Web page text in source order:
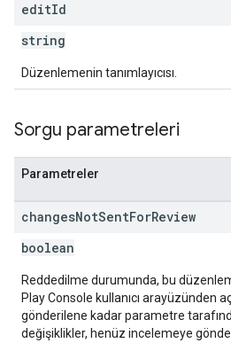
editId
string
Düzenlemenin tanımlayıcısı.
Sorgu parametreleri
Parametreler
changesNotSentForReview
boolean
Reddedilme durumunda, bu
Play Console kullanıcı arayüzünden
gönderilene kadar parametre
değişiklikler, henüz incelemeye